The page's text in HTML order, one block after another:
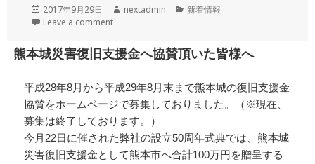
投
稿
2017年9月29日
作
nextadmin
カ
リ
ー
新着情報
Leave a comment
熊本城災害復旧支援金へ協賛頂いた皆様へ
平成28年8月から平成29年8月末まで熊本城の復旧支援金
協賛をホームページで募集しておりました。（※現在、
募集は終了しております。）
今月22日に催された弊社の設立50周年式典では、熊本城
災害復旧支援金として熊本市へ合計100万円を贈呈する